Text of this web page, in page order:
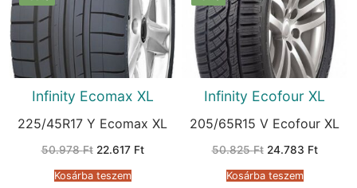
Infinity Ecomax XL
225/45R17 Y Ecomax XL
50.978Ft Original
was:
50.978 Ft.
22.617 FtCurrent
Kosárba teszem
Infinity Ecofour XL
205/65R15 V Ecofour XL
50.825Ft Original
was:
50.825 Ft.
24.783 FtCurrent
Kosárba teszem